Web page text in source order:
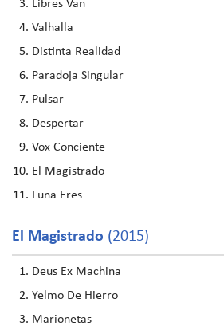
Libres Van
Valhalla
Distinta Realidad
Paradoja Singular
Pulsar
Despertar
Vox Conciente
El Magistrado
Luna Eres
El Magistrado (2015)
Deus Ex Machina
Yelmo De Hierro
Marionetas